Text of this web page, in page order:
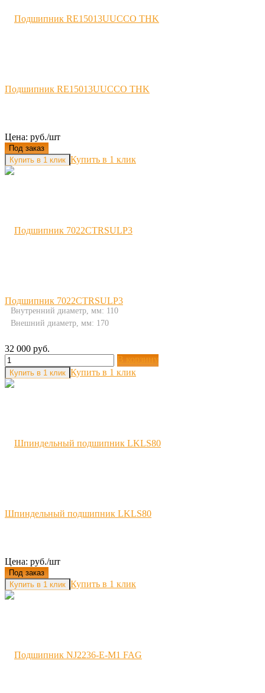
Подшипник RE15013UUCCO THK
Цена: руб./шт
Под заказ
Купить в 1 клик
Подшипник 7022CTRSULP3
Внутренний диаметр, мм: 110
Внешний диаметр, мм: 170
32 000 руб.
В корзину
Купить в 1 клик
Шпиндельный подшипник LKLS80
Цена: руб./шт
Под заказ
Купить в 1 клик